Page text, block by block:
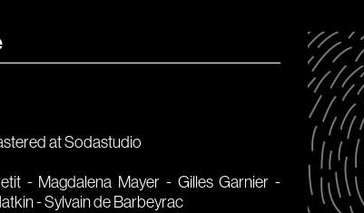
at Sodastudio
- Magdalena Mayer - Gilles Garnier -
- Sylvain de Barbeyrac